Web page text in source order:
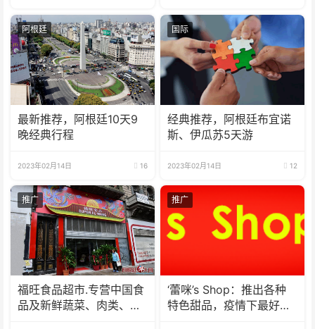
阿根廷
最新推荐，阿根廷10天9
晚经典行程
2023年02月14日 16
国际
经典推荐，阿根廷布宜诺
斯、伊瓜苏5天游
2023年02月14日 12
推广
福旺食品超市.专营中国食
品及新鲜蔬菜、肉类、
推广
‘蕾咪’s Shop：推出各种
特色甜品，疫情下最好的